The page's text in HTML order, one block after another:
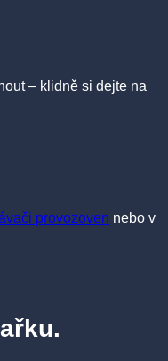
– klidně si dejte na
provozoven nebo v